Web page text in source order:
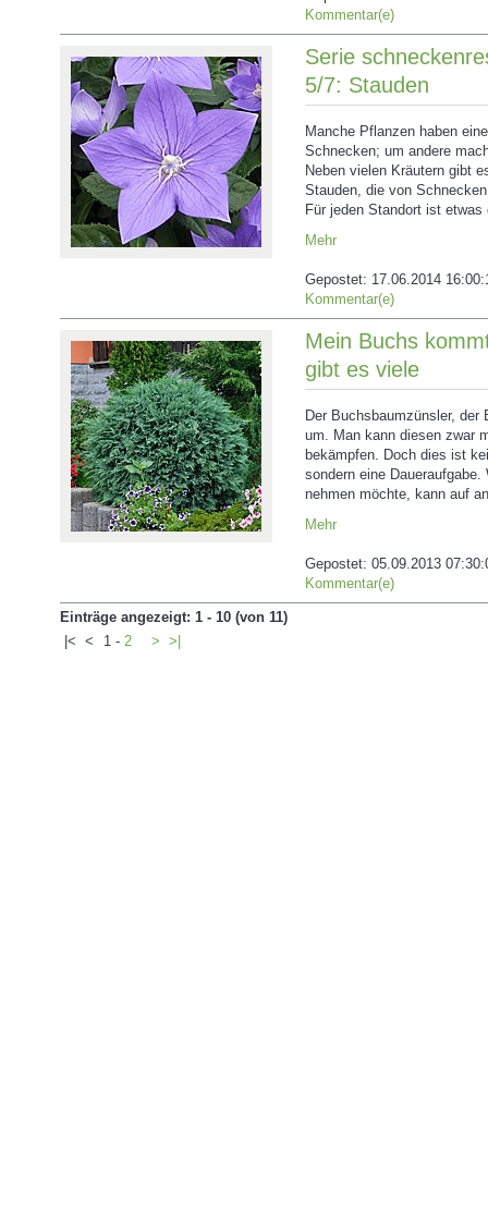
Kommentar(e)
Serie
5/7: Stauden
Manche Pflanzen haben
Schnecken; um andere
Neben vielen Kräutern gibt
Stauden, die von
Für jeden Standort ist etwas
Mehr
Gepostet: 17.06.2014
Kommentar(e)
Mein Buchs
gibt es viele
Der Buchsbaumzünsler,
um. Man kann diesen zwar
bekämpfen. Doch dies ist
sondern eine
nehmen möchte, kann auf
Mehr
Gepostet: 05.09.2013
Kommentar(e)
Einträge angezeigt: 1 - 10 (von 11)
|< < 1 - 2 > >|